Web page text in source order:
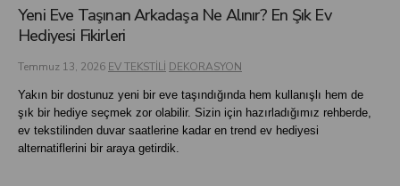
Yeni Eve Taşınan Arkadaşa Ne Alınır? En Şık Ev
Hediyesi Fikirleri
Temmuz 13, 2026 EV TEKSTİLİ DEKORASYON
Yakın bir dostunuz yeni bir eve taşındığında hem kullanışlı hem de
şık bir hediye seçmek zor olabilir. Sizin için hazırladığımız rehberde,
ev tekstilinden duvar saatlerine kadar en trend ev hediyesi
alternatiflerini bir araya getirdik.